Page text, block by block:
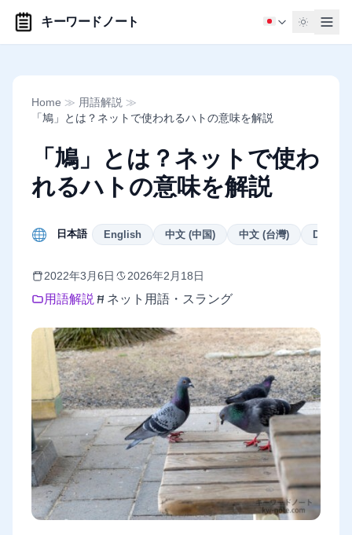
キーワードノート
Home ≫ 用語解説 ≫
「鳩」とは？ネットで使われるハトの意味を解説
「鳩」とは？ネットで使わ
れるハトの意味を解説
日本語 English 中文 (中国) 中文 (台灣) Deutsch
2022年3月6日 2026年2月18日
用語解説 ネット用語・スラング